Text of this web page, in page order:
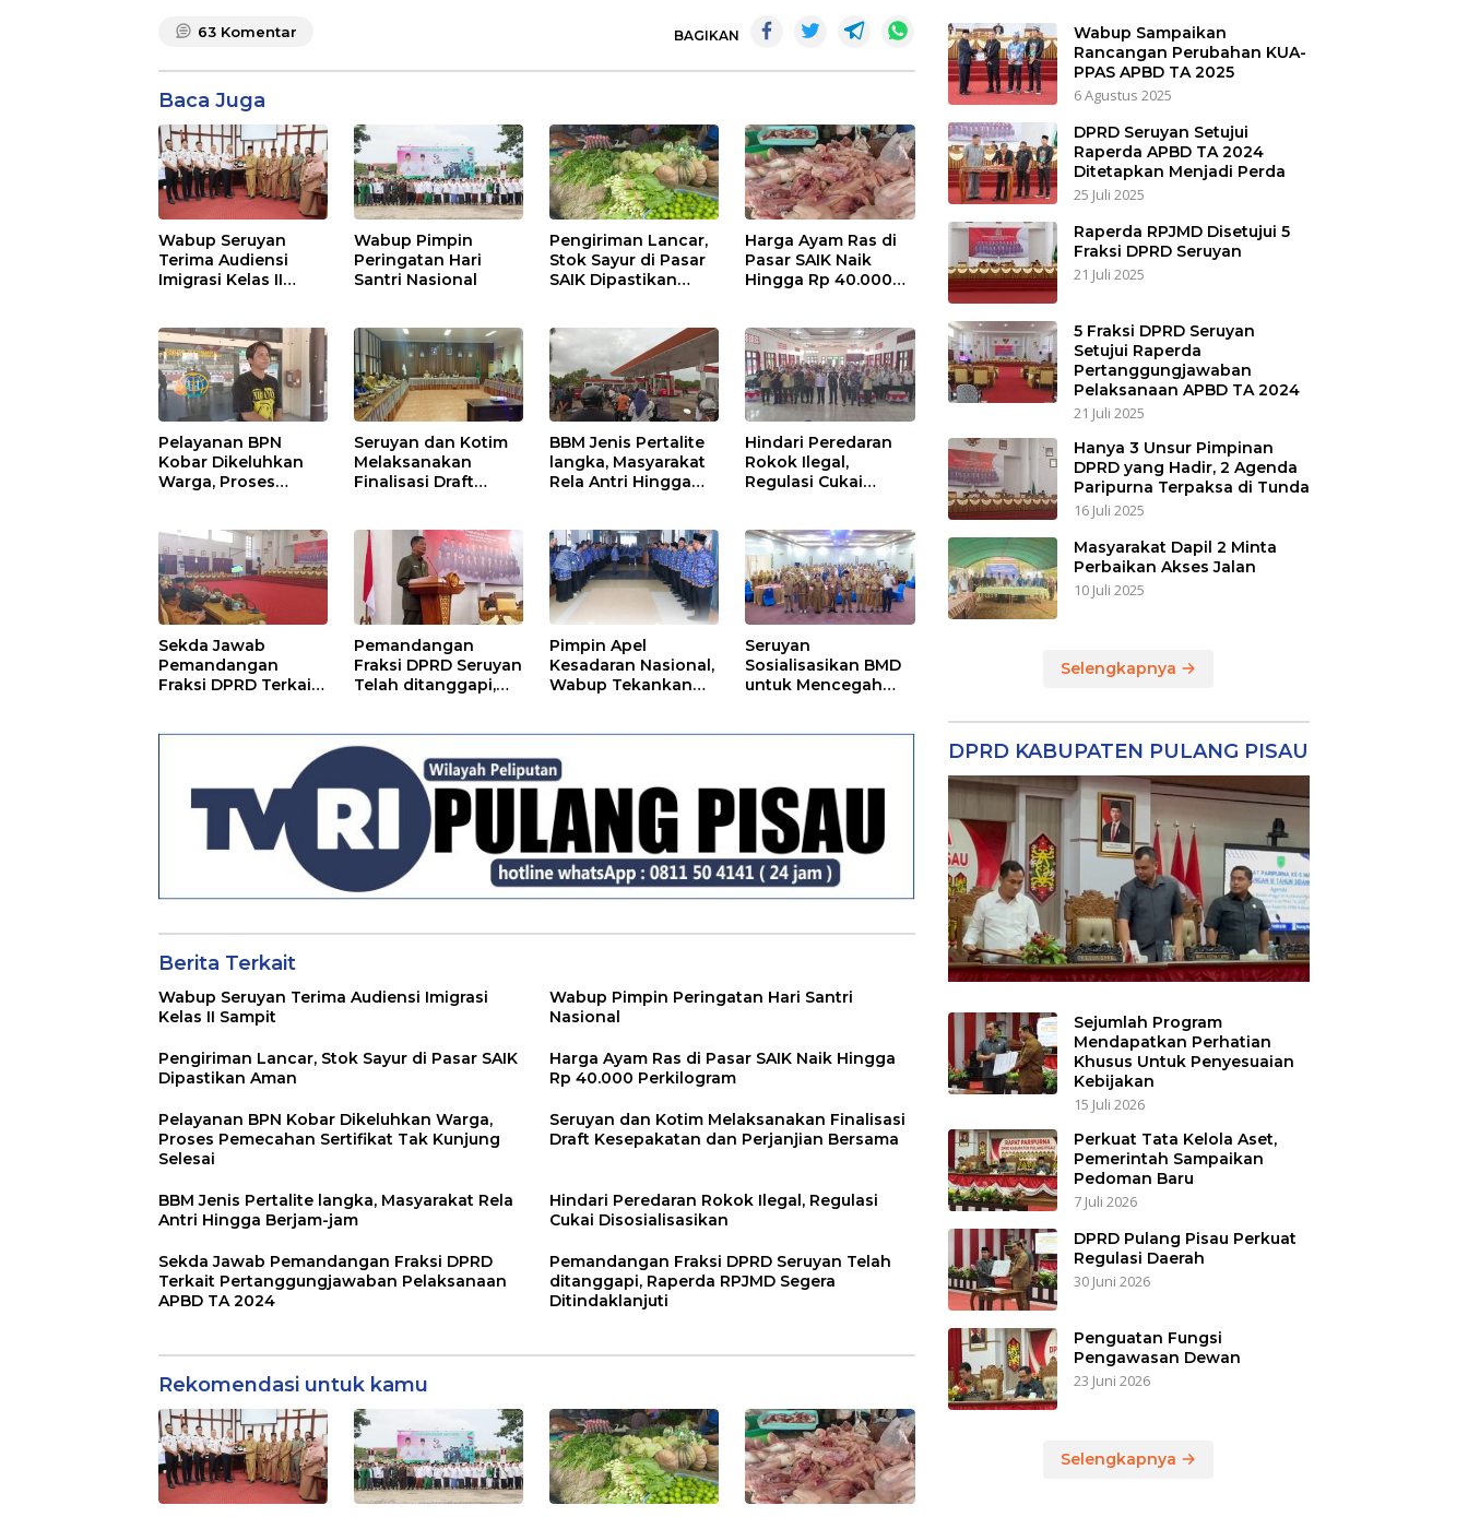
63 Komentar BAGIKAN
Baca Juga
Wabup Seruyan
Terima Audiensi
Imigrasi Kelas II
Wabup Pimpin
Peringatan Hari
Santri Nasional
Pengiriman Lancar,
Stok Sayur di Pasar
SAIK Dipastikan
Harga Ayam Ras di
Pasar SAIK Naik
Hingga Rp 40.000
Pelayanan BPN
Kobar Dikeluhkan
Warga, Proses
Kunjung Selesai
Seruyan dan Kotim
Melaksanakan
Finalisasi Draft
BBM Jenis Pertalite
langka, Masyarakat
Rela Antri Hingga
Hindari Peredaran
Rokok Ilegal,
Regulasi Cukai
Sekda Jawab
Pemandangan
Fraksi DPRD Terkait
Pemandangan
Fraksi DPRD Seruyan
Telah ditanggapi,
Ditindaklanjuti
Pimpin Apel
Kesadaran Nasional,
Wabup Tekankan
Seruyan
Sosialisasikan BMD
untuk Mencegah
Berita Terkait
Wabup Seruyan Terima Audiensi Imigrasi
Kelas II Sampit
Wabup Pimpin Peringatan Hari Santri
Nasional
Pengiriman Lancar, Stok Sayur di Pasar SAIK
Dipastikan Aman
Harga Ayam Ras di Pasar SAIK Naik Hingga
Rp 40.000 Perkilogram
Pelayanan BPN Kobar Dikeluhkan Warga,
Proses Pemecahan Sertifikat Tak Kunjung
Selesai
Seruyan dan Kotim Melaksanakan Finalisasi
Draft Kesepakatan dan Perjanjian Bersama
BBM Jenis Pertalite langka, Masyarakat Rela
Antri Hingga Berjam-jam
Hindari Peredaran Rokok Ilegal, Regulasi
Cukai Disosialisasikan
Sekda Jawab Pemandangan Fraksi DPRD
Terkait Pertanggungjawaban Pelaksanaan
APBD TA 2024
Pemandangan Fraksi DPRD Seruyan Telah
ditanggapi, Raperda RPJMD Segera
Ditindaklanjuti
Rekomendasi untuk kamu
Wabup Sampaikan
Rancangan Perubahan KUA-
PPAS APBD TA 2025
6 Agustus 2025
DPRD Seruyan Setujui
Raperda APBD TA 2024
Ditetapkan Menjadi Perda
25 Juli 2025
Raperda RPJMD Disetujui 5
Fraksi DPRD Seruyan
21 Juli 2025
5 Fraksi DPRD Seruyan
Setujui Raperda
Pertanggungjawaban
Pelaksanaan APBD TA 2024
21 Juli 2025
Hanya 3 Unsur Pimpinan
DPRD yang Hadir, 2 Agenda
Paripurna Terpaksa di Tunda
16 Juli 2025
Masyarakat Dapil 2 Minta
Perbaikan Akses Jalan
10 Juli 2025
Selengkapnya
DPRD KABUPATEN PULANG PISAU
Sejumlah Program
Mendapatkan Perhatian
Khusus Untuk Penyesuaian
Kebijakan
15 Juli 2026
Perkuat Tata Kelola Aset,
Pemerintah Sampaikan
Pedoman Baru
7 Juli 2026
DPRD Pulang Pisau Perkuat
Regulasi Daerah
30 Juni 2026
Penguatan Fungsi
Pengawasan Dewan
23 Juni 2026
Selengkapnya